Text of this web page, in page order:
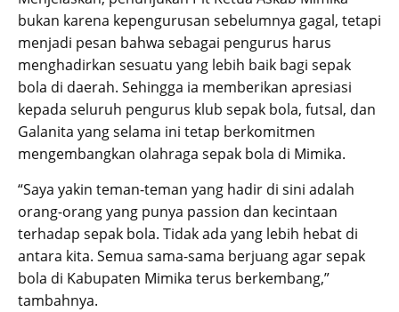
bukan karena kepengurusan sebelumnya gagal, tetapi
menjadi pesan bahwa sebagai pengurus harus
menghadirkan sesuatu yang lebih baik bagi sepak
bola di daerah. Sehingga ia memberikan apresiasi
kepada seluruh pengurus klub sepak bola, futsal, dan
Galanita yang selama ini tetap berkomitmen
mengembangkan olahraga sepak bola di Mimika.
“Saya yakin teman-teman yang hadir di sini adalah
orang-orang yang punya passion dan kecintaan
terhadap sepak bola. Tidak ada yang lebih hebat di
antara kita. Semua sama-sama berjuang agar sepak
bola di Kabupaten Mimika terus berkembang,”
tambahnya.